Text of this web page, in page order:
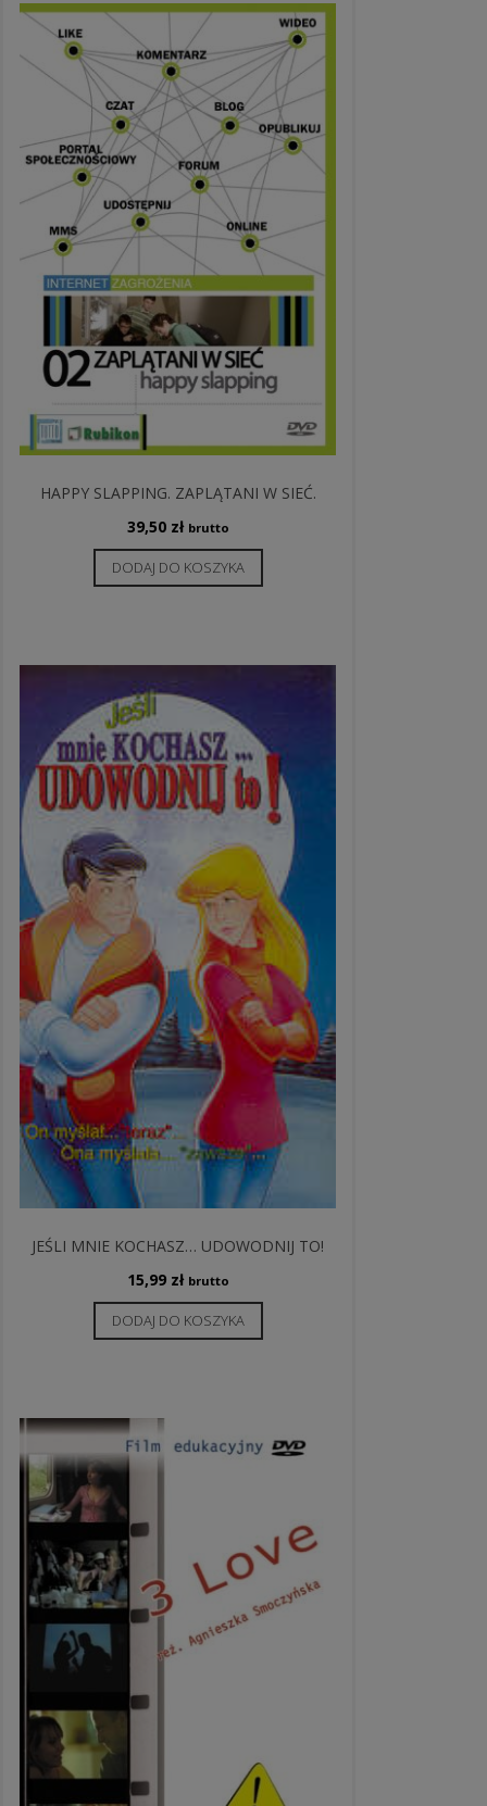
HAPPY SLAPPING. ZAPLĄTANI W SIEĆ.
39,50 zł brutto
DODAJ DO KOSZYKA
JEŚLI MNIE KOCHASZ… UDOWODNIJ TO!
15,99 zł brutto
DODAJ DO KOSZYKA